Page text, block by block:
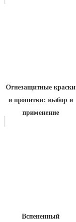
Огнезащитные краски
и пропитки: выбор и
применение
Вспененный